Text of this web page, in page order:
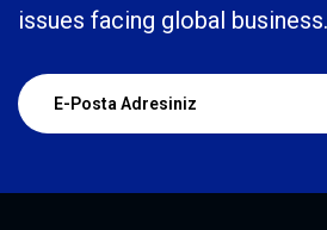
issues facing global business.